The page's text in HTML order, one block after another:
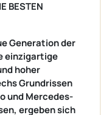
BESTEN
Generation der
einzigartige
hoher
Grundrissen
und Mercedes-
ergeben sich